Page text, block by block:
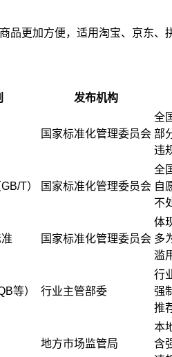
品更加方便，适用淘宝、京东、
发布机构
国家标准化管理委员会
全
部
违
T） 国家标准化管理委员会
全
自
不
国家标准化管理委员会
体
多
滥
等） 行业主管部委
行
强
推
地方市场监管局
本
含